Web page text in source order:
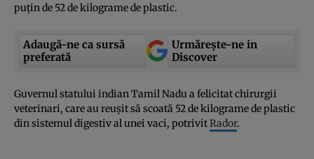
puţin de 52 de kilograme de plastic.
Adaugă-ne ca sursă
preferată
Urmărește-ne in
Discover
Guvernul statului indian Tamil Nadu a felicitat chirurgii
veterinari, care au reuşit să scoată 52 de kilograme de plastic
din sistemul digestiv al unei vaci, potrivitRador.